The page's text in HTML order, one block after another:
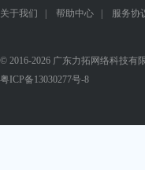
关于我们 帮助中心 服务协
© 2016-2026 广东力拓网络科技有
粤ICP备13030277号-8